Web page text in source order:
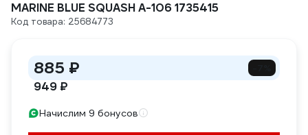
MARINE BLUE SQUASH A-106 1735415
Код товара: 25684773
885 ₽
949 ₽
Начислим 9 бонусов